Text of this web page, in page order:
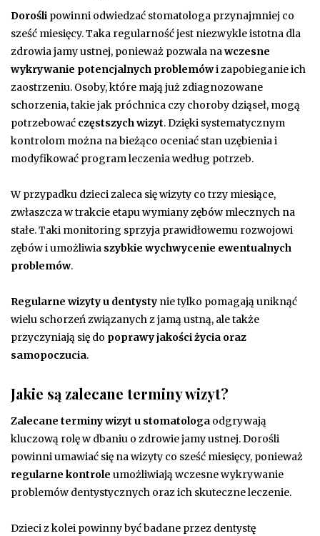
Dorośli powinni odwiedzać stomatologa przynajmniej co
sześć miesięcy. Taka regularność jest niezwykle istotna dla
zdrowia jamy ustnej, ponieważ pozwala nawczesne
wykrywanie potencjalnych problemówi zapobieganie ich
zaostrzeniu. Osoby, które mają już zdiagnozowane
schorzenia, takie jak próchnica czy choroby dziąseł, mogą
potrzebować częstszych wizyt. Dzięki systematycznym
kontrolom można na bieżąco oceniać stan uzębienia i
modyfikować program leczenia według potrzeb.
W przypadku dzieci zaleca się wizyty co trzy miesiące,
zwłaszcza w trakcie etapu wymiany zębów mlecznych na
stałe. Taki monitoring sprzyja prawidłowemu rozwojowi
zębów i umożliwia szybkie wychwycenie ewentualnych
problemów.
Regularne wizyty u dentysty nie tylko pomagają uniknąć
wielu schorzeń związanych z jamą ustną, ale także
przyczyniają się do poprawy jakości życia oraz
samopoczucia.
Jakie są zalecane terminy wizyt?
Zalecane terminy wizyt u stomatologa odgrywają
kluczową rolę w dbaniu o zdrowie jamy ustnej. Dorośli
powinni umawiać się na wizyty co sześć miesięcy, ponieważ
regularne kontrole umożliwiają wczesne wykrywanie
problemów dentystycznych oraz ich skuteczne leczenie.
Dzieci z kolei powinny być badane przez dentystę